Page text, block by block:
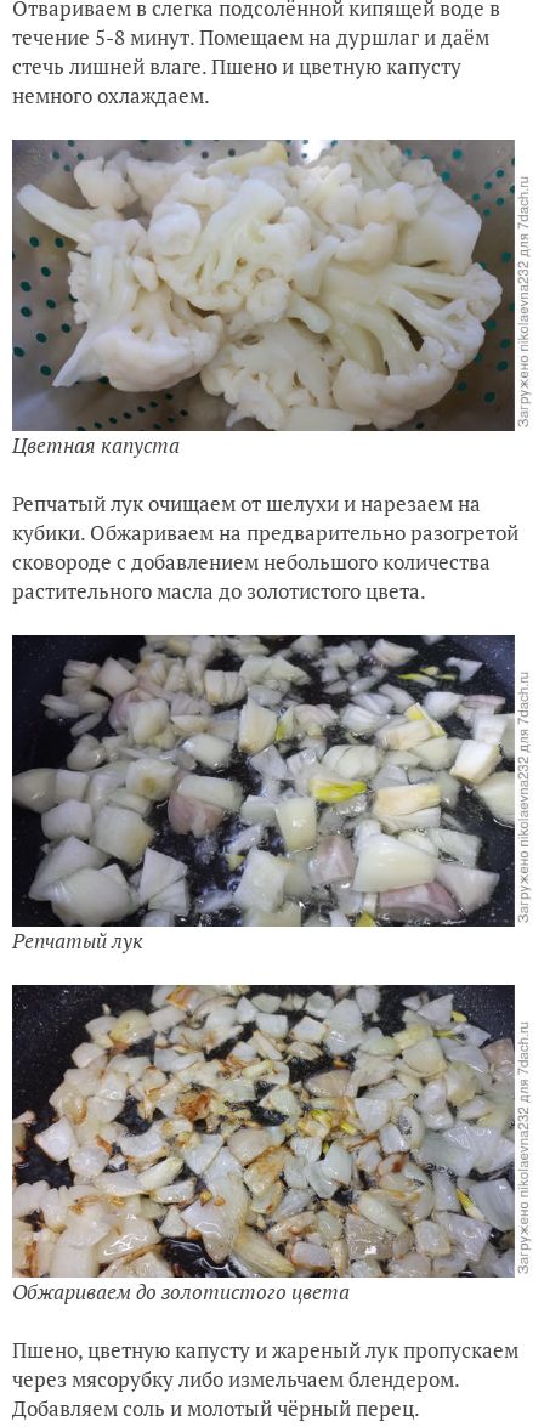
Отвариваем в слегка подсолённой кипящей воде в
течение 5-8 минут. Помещаем на дуршлаг и даём
стечь лишней влаге. Пшено и цветную капусту
немного охлаждаем.
Цветная капуста
Репчатый лук очищаем от шелухи и нарезаем на
кубики. Обжариваем на предварительно разогретой
сковороде с добавлением небольшого количества
растительного масла до золотистого цвета.
Репчатый лук
Обжариваем до золотистого цвета
Пшено, цветную капусту и жареный лук пропускаем
через мясорубку либо измельчаем блендером.
Добавляем соль и молотый чёрный перец.